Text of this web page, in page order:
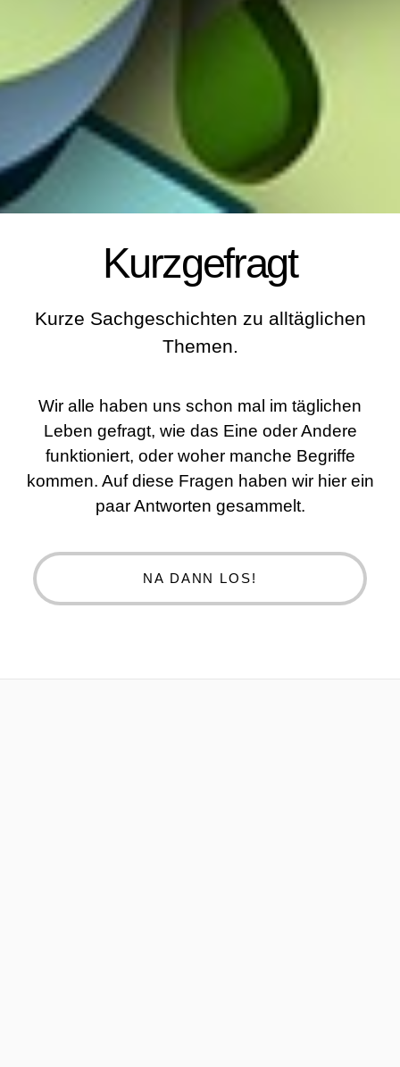
Kurzgefragt
Kurze Sachgeschichten zu alltäglichen
Themen.
Wir alle haben uns schon mal im täglichen
Leben gefragt, wie das Eine oder Andere
funktioniert, oder woher manche Begriffe
kommen. Auf diese Fragen haben wir hier ein
paar Antworten gesammelt.
NA DANN LOS!